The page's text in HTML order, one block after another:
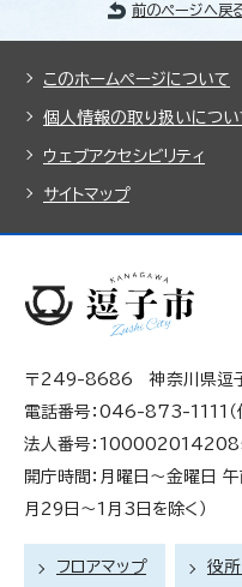
前のページへ戻
このホームページについて
個人情報の取り扱いについ
ウェブアクセシビリティ
サイトマップ
〒249-8686 神奈川県逗
電話番号：046-873-1111（
法人番号：
開庁時間：月曜日～金曜日
月29日～1月3日を除く）
フロアマップ 役所